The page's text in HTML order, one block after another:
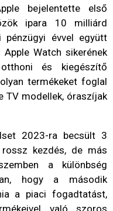
bejelentette első
ipara 10 milliárd
évvel együtt
Watch sikerének
és kiegészítő
termékeket foglal
TV modellek, óraszíjak
2023-ra becsült 3
kezdés, de más
a különbség
hogy a második
a piaci fogadtatást,
való szoros